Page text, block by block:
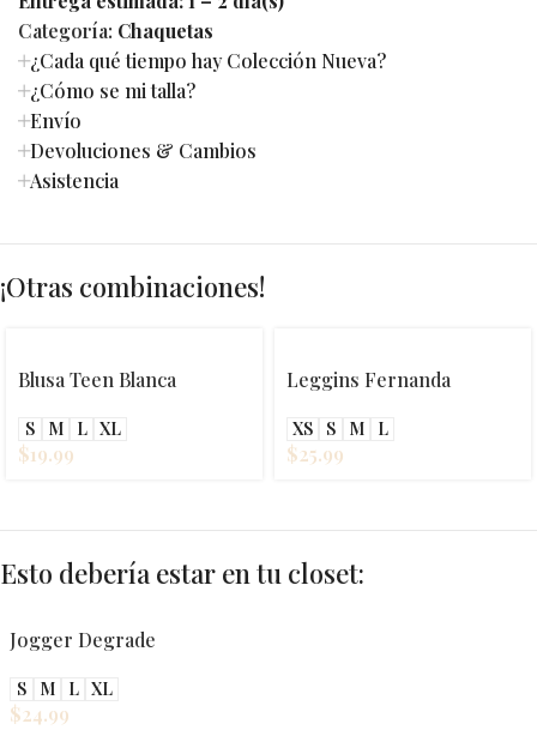
Categoría: Chaquetas
¿Cada qué tiempo hay Colección Nueva?
¿Cómo se mi talla?
Envío
Devoluciones & Cambios
Asistencia
¡Otras combinaciones!
Blusa Teen Blanca
S M L XL
$19.99
Leggins Fernanda
XS S M L
$25.99
Esto debería estar en tu closet:
Jogger Degrade
S M L XL
$24.99